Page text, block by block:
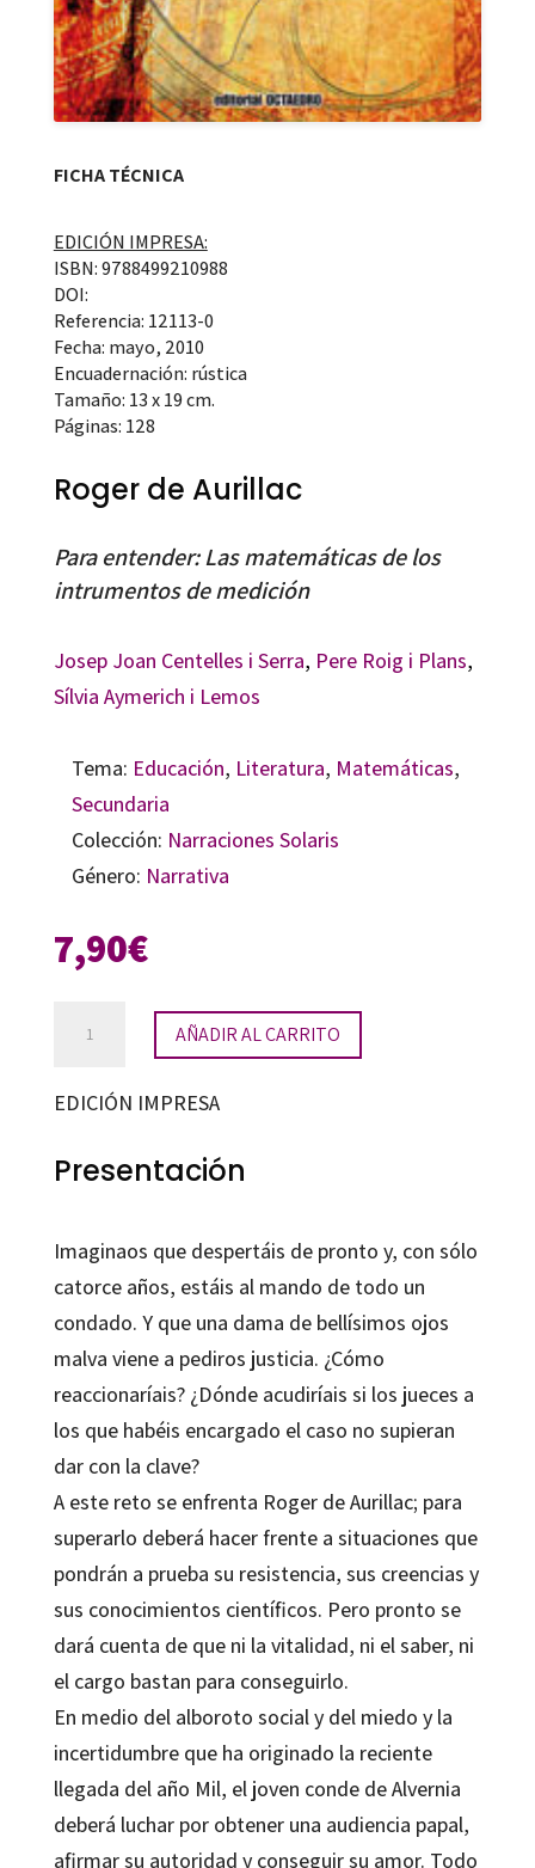
FICHA TÉCNICA
EDICIÓN IMPRESA:
ISBN: 9788499210988
DOI:
Referencia: 12113-0
Fecha: mayo, 2010
Encuadernación: rústica
Tamaño: 13 x 19 cm.
Páginas: 128
Roger de Aurillac
Para entender: Las matemáticas de los
intrumentos de medición
Josep Joan Centelles i Serra, Pere Roig i Plans,
Sílvia Aymerich i Lemos
Tema: Educación, Literatura, Matemáticas,
Secundaria
Colección: Narraciones Solaris
Género: Narrativa
7,90€
Aurillac
AÑADIR AL CARRITO
EDICIÓN IMPRESA
Presentación
Imaginaos que despertáis de pronto y, con sólo
catorce años, estáis al mando de todo un
condado. Y que una dama de bellísimos ojos
malva viene a pediros justicia. ¿Cómo
reaccionaríais? ¿Dónde acudiríais si los jueces a
los que habéis encargado el caso no supieran
dar con la clave?
A este reto se enfrenta Roger de Aurillac; para
superarlo deberá hacer frente a situaciones que
pondrán a prueba su resistencia, sus creencias y
sus conocimientos científicos. Pero pronto se
dará cuenta de que ni la vitalidad, ni el saber, ni
el cargo bastan para conseguirlo.
En medio del alboroto social y del miedo y la
incertidumbre que ha originado la reciente
llegada del año Mil, el joven conde de Alvernia
deberá luchar por obtener una audiencia papal,
afirmar su autoridad y conseguir su amor. Todo